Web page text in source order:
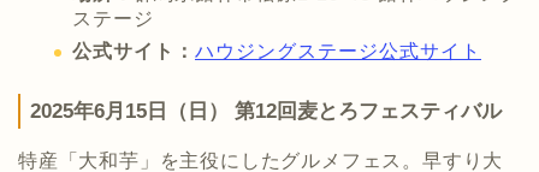
ステージ
公式サイト： ハウジングステージ公式サイト
2025年6月15日（日） 第12回麦とろフェスティバル
特産「大和芋」を主役にしたグルメフェス。早すり大